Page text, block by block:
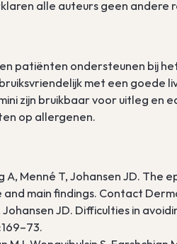
alle auteurs geen
patiënten ondersteunen bij
met een
zijn bruikbaar voor uitleg
op allergenen.
A, Menné T, Johansen JD.
main findings. Contact
Johansen JD. Difficulties in